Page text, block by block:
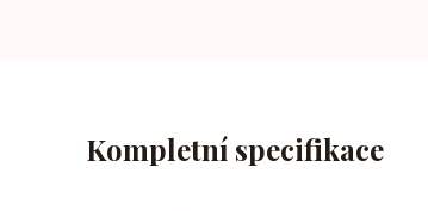
Kompletní specifikace